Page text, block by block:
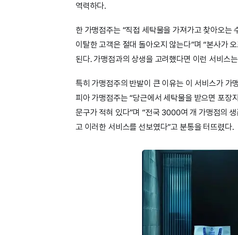
역력하다.
한 가맹점주는 “직접 세탁물을 가져가고 찾아오는
이탈한 고객은 절대 돌아오지 않는다”며 “본사가
된다. 가맹점과의 상생을 고려했다면 이런 서비스
특히 가맹점주의 반발이 큰 이유는 이 서비스가 가
피아 가맹점주는 “당근에서 세탁물을 받으면 포장
문구가 적혀 있다”며 “전국 3000여 개 가맹점의
고 이러한 서비스를 선보였다”고 분통을 터뜨렸다.